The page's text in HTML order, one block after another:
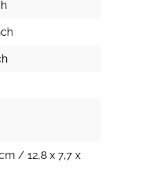
/ 12,8 x 7,7 x